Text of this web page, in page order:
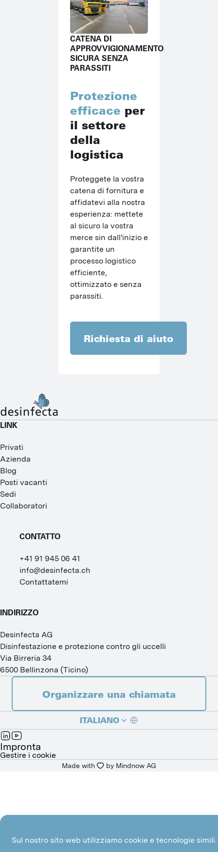
CATENA DI
APPROVVIGIONAMENTO
SICURA SENZA
PARASSITI
Protezione
efficace per
il settore
della
logistica
Proteggete la vostra
catena di fornitura e
affidatevi alla nostra
esperienza: mettete
al sicuro la vostra
merce sin dall'inizio e
garantite un
processo logistico
efficiente,
ottimizzato e senza
parassiti.
Richiesta di aiuto
LINK
Privati
Azienda
Blog
Posti vacanti
Sedi
Collaboratori
CONTATTO
+41 91 945 06 41
info@desinfecta.ch
Contattatemi
INDIRIZZO
Desinfecta AG
Disinfestazione e protezione contro gli uccelli
Via Birreria 34
6500 Bellinzona (Ticino)
Organizzare una chiamata
ITALIANO
FRANÇAIS
Impronta
Gestire i cookie
Made with by Mindnow AG
Sul nostro sito web utilizziamo cookie e tecnologie simili.